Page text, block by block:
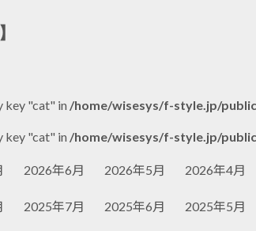
key "cat" in /home/wisesys/f-style.jp/
key "cat" in /home/wisesys/f-style.jp/
2026年6月 2026年5月 2026年4月
2025年7月 2025年6月 2025年5月